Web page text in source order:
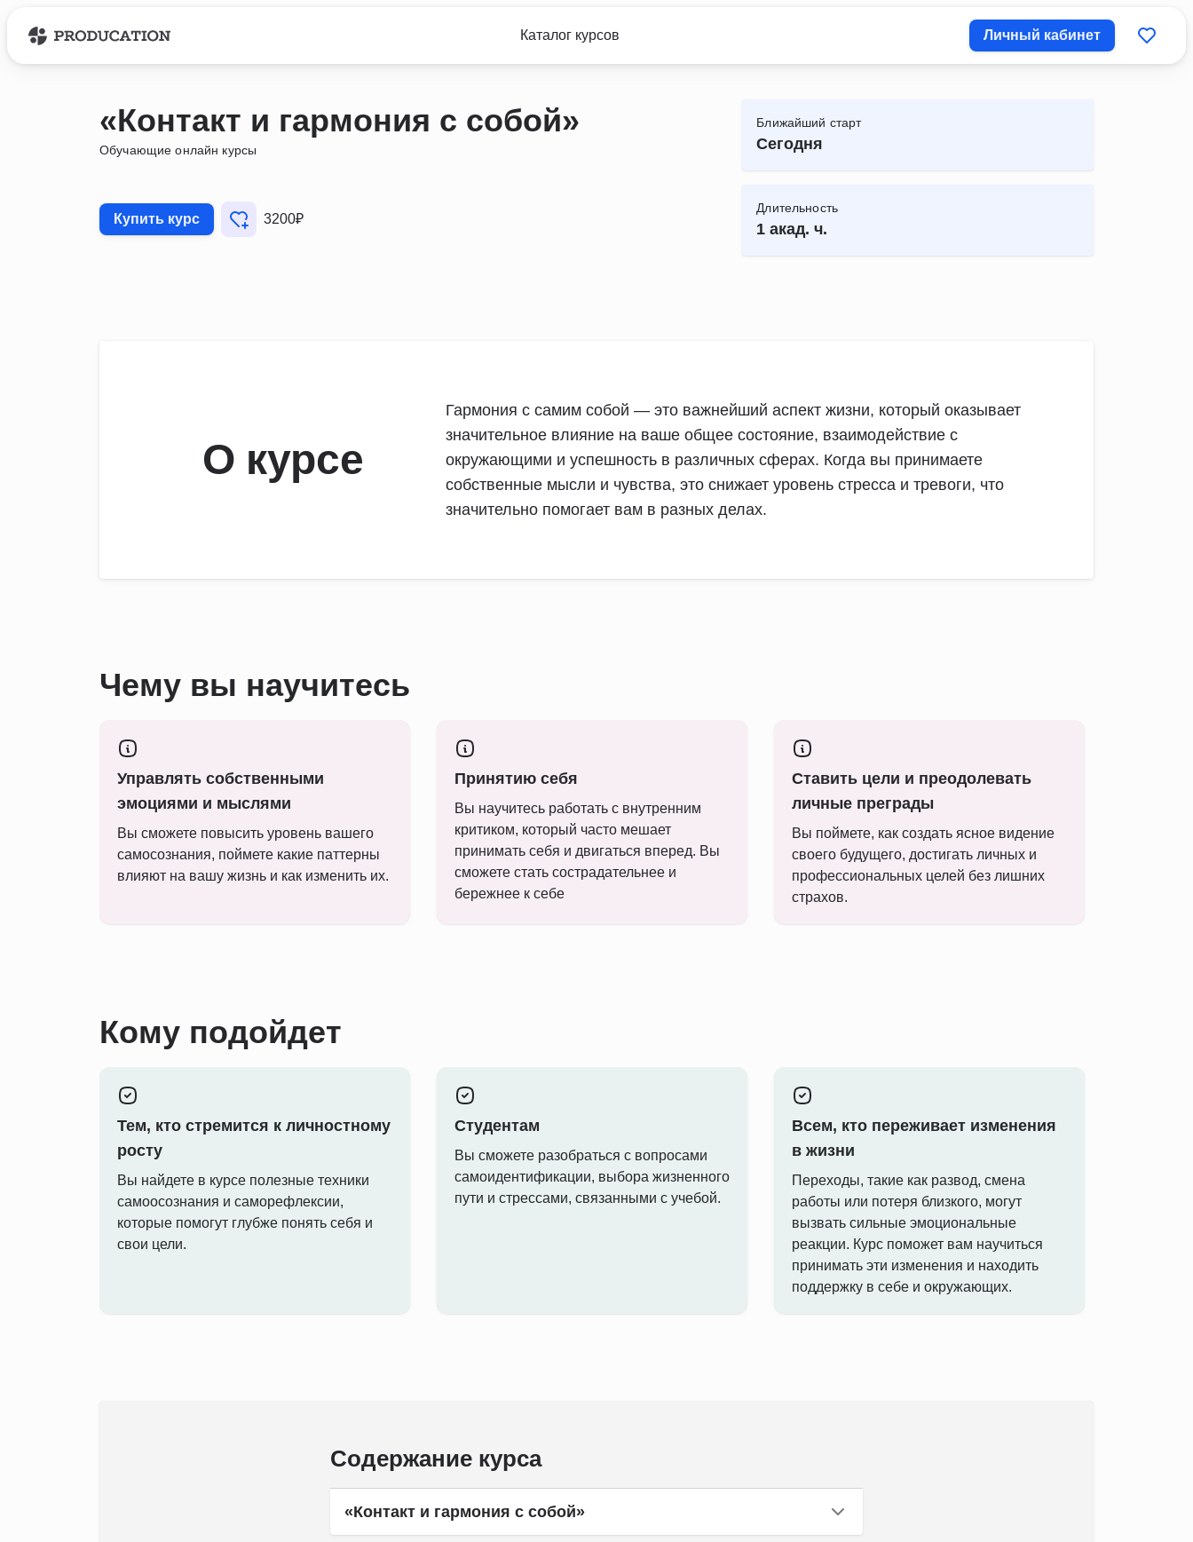
Каталог курсов Личный кабинет
«Контакт и гармония с собой»
Обучающие онлайн курсы
Купить курс 3200₽
Ближайший старт
Сегодня
Длительность
1 акад. ч.
О курсе
Гармония с самим собой — это важнейший аспект жизни, который оказывает
значительное влияние на ваше общее состояние, взаимодействие с
окружающими и успешность в различных сферах. Когда вы принимаете
собственные мысли и чувства, это снижает уровень стресса и тревоги, что
значительно помогает вам в разных делах.
Чему вы научитесь
Управлять собственными
эмоциями и мыслями
Вы сможете повысить уровень вашего
самосознания, поймете какие паттерны
влияют на вашу жизнь и как изменить их.
Принятию себя
Вы научитесь работать с внутренним
критиком, который часто мешает
принимать себя и двигаться вперед. Вы
сможете стать сострадательнее и
бережнее к себе
Ставить цели и преодолевать
личные преграды
Вы поймете, как создать ясное видение
своего будущего, достигать личных и
профессиональных целей без лишних
страхов.
Кому подойдет
Тем, кто стремится к личностному
росту
Вы найдете в курсе полезные техники
самоосознания и саморефлексии,
которые помогут глубже понять себя и
свои цели.
Студентам
Вы сможете разобраться с вопросами
самоидентификации, выбора жизненного
пути и стрессами, связанными с учебой.
Всем, кто переживает изменения
в жизни
Переходы, такие как развод, смена
работы или потеря близкого, могут
вызвать сильные эмоциональные
реакции. Курс поможет вам научиться
принимать эти изменения и находить
поддержку в себе и окружающих.
Содержание курса
«Контакт и гармония с собой»